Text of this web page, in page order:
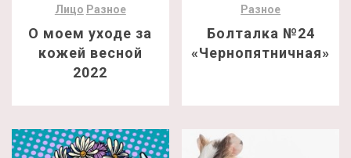
Лицо Разное
О моем уходе за
кожей весной
2022
Разное
Болталка №24
«Чернопятничная»